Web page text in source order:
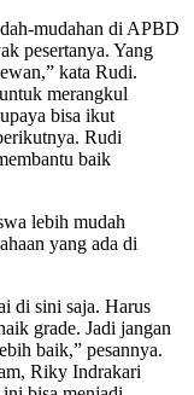
mudahan di APBD
pesertanya. Yang
kata Rudi.
merangkul
bisa ikut
Rudi
baik
lebih mudah
yang ada di
di sini saja. Harus
grade. Jadi jangan
baik,” pesannya.
Riky Indrakari